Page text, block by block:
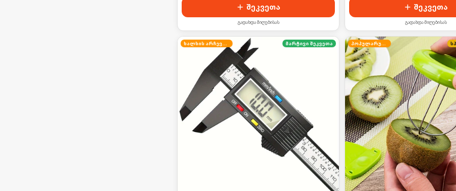
შეკვეთა
გადახდა მიღებისას
შეკვეთა
გადახდა მიღებისას
ხალხის არჩევანი მარტივი შეკვეთა პოპულარული